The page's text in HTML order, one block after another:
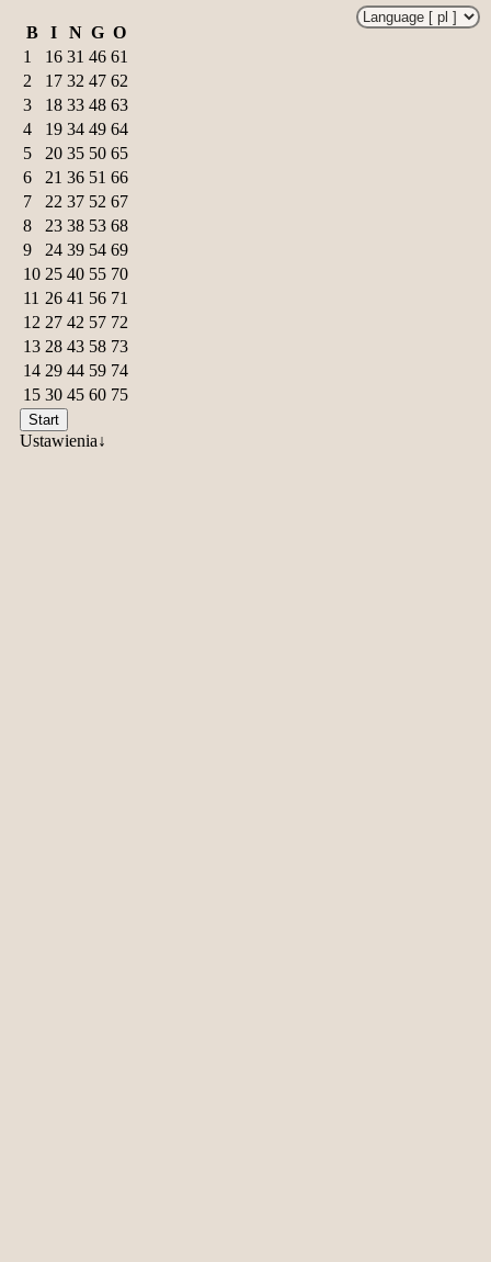
B I N G O
1
16 31 46 61
2
17 32 47 62
3
18 33 48 63
4
19 34 49 64
5
20 35 50 65
6
21 36 51 66
7
22 37 52 67
8
23 38 53 68
9
24 39 54 69
10 25 40 55 70
11 26 41 56 71
12 27 42 57 72
13 28 43 58 73
14 29 44 59 74
15 30 45 60 75
Start
Ustawienia↓